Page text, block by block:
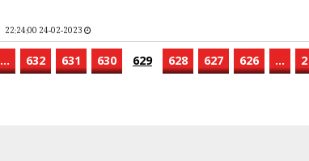
2
...
626
627
628
629
630
631
632
...